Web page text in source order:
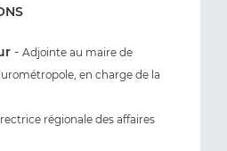
- Adjointe au maire de
en charge de la
régionale des affaires